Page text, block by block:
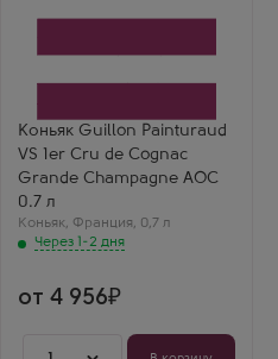
Коньяк Guillon Painturaud
VS 1er Cru de Cognac
Grande Champagne AOC
0.7 л
Коньяк, Франция, 0,7 л
Через 1-2 дня
Премье Крю де Коньяк
Гранд Шампань, Коньяк
Выдержка
3 года
от 4 956